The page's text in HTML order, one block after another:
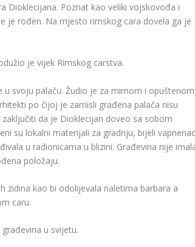
Dioklecijana. Poznat kao veliki vojskovođa i
je rođen. Na mjesto rimskog cara dovela ga je
je vijek Rimskog carstva.
svoju palaču. Žudio je za mirnom i opuštenom
po čijoj je zamisli građena palača nisu
da je Dioklecijan doveo sa sobom
su lokalni materijali za gradnju, bijeli
u radionicama u blizini. Građevina nije
položaju.
zidina kao bi odolijevala naletima barbara a
caru.
u svijetu.